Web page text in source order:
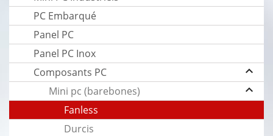
PC Embarqué
Panel PC
Panel PC Inox
Composants PC
keyboard_arrow_up
Mini pc (barebones) keyboard_arrow_up
Fanless
Durcis